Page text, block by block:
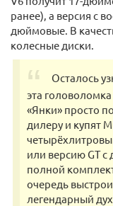
ранее), а версия с
дюймовые. В
колесные диски.
Осталось
эта
«Янки» просто
дилеру и купят
или версию GT с
полной
очередь
легендарный